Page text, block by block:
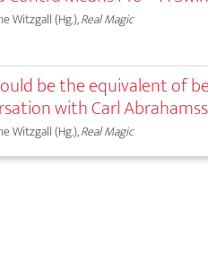
Witzgall (Hg.),Real Magic
be the equivalent of
with Carl
Witzgall (Hg.),Real Magic